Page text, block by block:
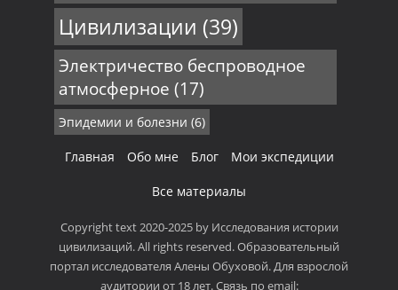
Цивилизации (39)
Электричество беспроводное
атмосферное (17)
Эпидемии и болезни (6)
Главная Обо мне Блог Мои экспедиции
Все материалы
Copyright text 2020-2025 by Исследования истории
цивилизаций. All rights reserved. Образовательный
портал исследователя Алены Обуховой. Для взрослой
аудитории от 18 лет. Связь по email: